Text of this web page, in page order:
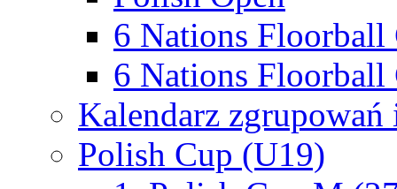
6 Nations Floorball
6 Nations Floorball
Kalendarz
Polish Cup (U19)